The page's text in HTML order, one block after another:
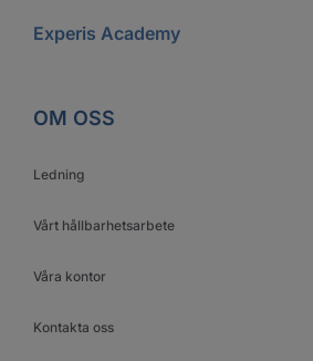
Experis Academy
OM OSS
Ledning
Vårt hållbarhetsarbete
Våra kontor
Kontakta oss